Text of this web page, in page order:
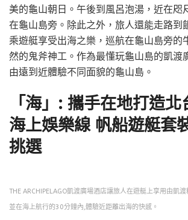
美的龜山朝日。午後到風呂泡湯，近在咫
在龜山島旁。除此之外，旅人還能走路到
乘遊艇享受出海之樂，巡航在龜山島旁的
然的鬼斧神工。作為最懂玩龜山島的凱渡
由遠到近體驗不同面貌的龜山島。
「海」: 攜手在地打造
海上娛樂線 帆船遊艇套
挑選
THE ARCHIPELAGO凱渡廣場酒店讓旅人在遊艇上享用由凱
並在海上航行的30分鐘內,體驗近距離出海的快感。